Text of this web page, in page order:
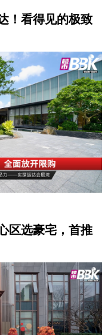
！看得见的极致
区选豪宅，首推